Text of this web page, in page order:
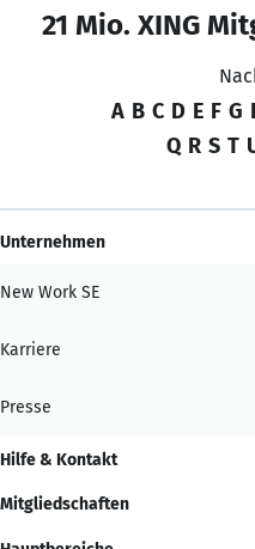
21 Mio. XING
A B C D E F G
Q R S T
Unternehmen
New Work SE
Karriere
Presse
Hilfe & Kontakt
Mitgliedschaften